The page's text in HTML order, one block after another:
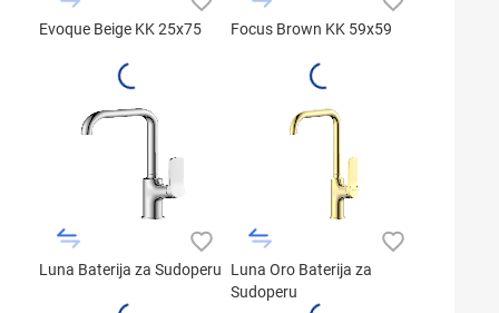
Evoque Beige KK 25x75 Focus Brown KK 59x59
Luna Baterija za Sudoperu
Luna Oro Baterija za
Sudoperu